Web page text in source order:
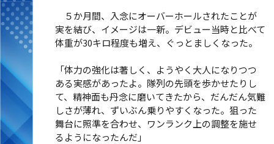
５か月間、入念にオーバーホールされたことが
実を結び、イメージは一新。デビュー当時と比べて
体重が30キロ程度も増え、ぐっとましくなった。
「体力の強化は著しく、ようやく大人になりつつ
ある実感があったよ。隊列の先頭を歩かせたりし
て、精神面も丹念に磨いてきたから、だんだん気難
しさが薄れ、ずいぶん乗りやすくなった。狙った
舞台に照準を合わせ、ワンランク上の調整を施せ
るようになったんだ」